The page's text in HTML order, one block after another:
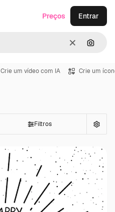
Limpar
Preços Entrar
Crie um vídeo com IA Crie um
Filtros